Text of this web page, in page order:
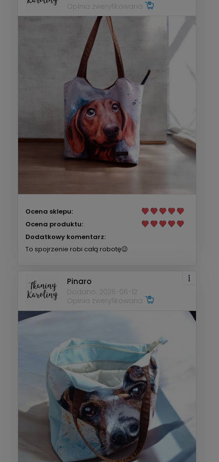
Opinia zweryfikowana
Ocena sklepu:
Ocena produktu:
Dodatkowy komentarz:
To spojrzenie robi całą robotę😉
Pinaro
Dodano: 2026-06-12
Opinia zweryfikowana